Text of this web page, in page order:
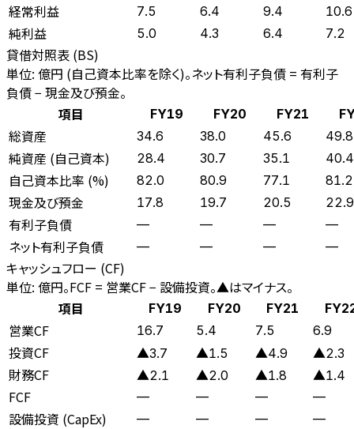
経常利益 7.5 6.4 9.4 10.6
純利益 5.0 4.3 6.4 7.2
貸借対照表 (BS)
単位: 億円 (自己資本比率を除く)。ネット有利子負債 = 有利子
負債 − 現金及び預金。
項目
FY19 FY20 FY21
総資産 34.6 38.0 45.6 49.8
純資産 (自己資本) 28.4 30.7 35.1 40.4
自己資本比率 (%) 82.0 80.9 77.1 81.2
現金及び預金 17.8 19.7 20.5 22.9
有利子負債 — — — —
ネット有利子負債 — — — —
キャッシュフロー (CF)
単位: 億円。FCF = 営業CF − 設備投資。▲はマイナス。
項目
FY19 FY20 FY21
営業CF 16.7 5.4 7.5 6.9
投資CF ▲3.7 ▲1.5 ▲4.9 ▲2.3
財務CF ▲2.1 ▲2.0 ▲1.8 ▲1.4
FCF — — — —
設備投資 (CapEx) — — — —